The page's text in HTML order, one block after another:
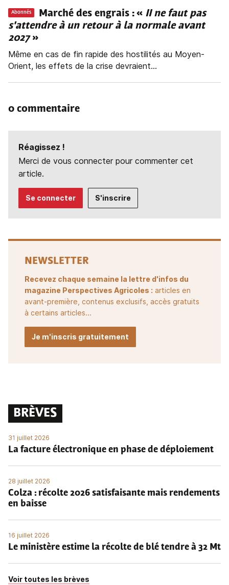
Abonnés Marché des engrais : « II ne faut pas
s'attendre à un retour à la normale avant
2027»
Même en cas de fin rapide des hostilités au Moyen-
Orient, les effets de la crise devraient...
0 commentaire
Réagissez !
Merci de vous connecter pour commenter cet
article.
Se connecter S'inscrire
NEWSLETTER
Recevez chaque semaine la lettre d'infos du
magazine Perspectives Agricoles : articles en
avant-première, contenus exclusifs, accès gratuits
à certains articles...
Je m'inscris gratuitement
BRÈVES
31 juillet 2026
La facture électronique en phase de déploiement
28 juillet 2026
Colza : récolte 2026 satisfaisante mais rendements
en baisse
16 juillet 2026
Le ministère estime la récolte de blé tendre à 32 Mt
Voir toutes les brèves